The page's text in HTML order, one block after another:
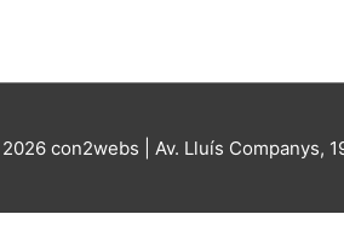
con2webs | Av. Lluís Companys,